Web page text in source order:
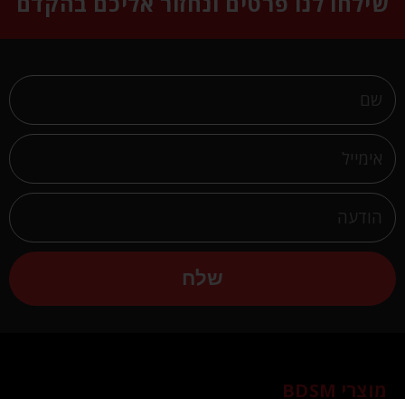
שלח
מוצרי BDSM